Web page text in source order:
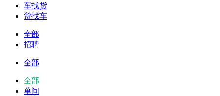
车找货
货找车
全部
招聘
全部
全部
单间